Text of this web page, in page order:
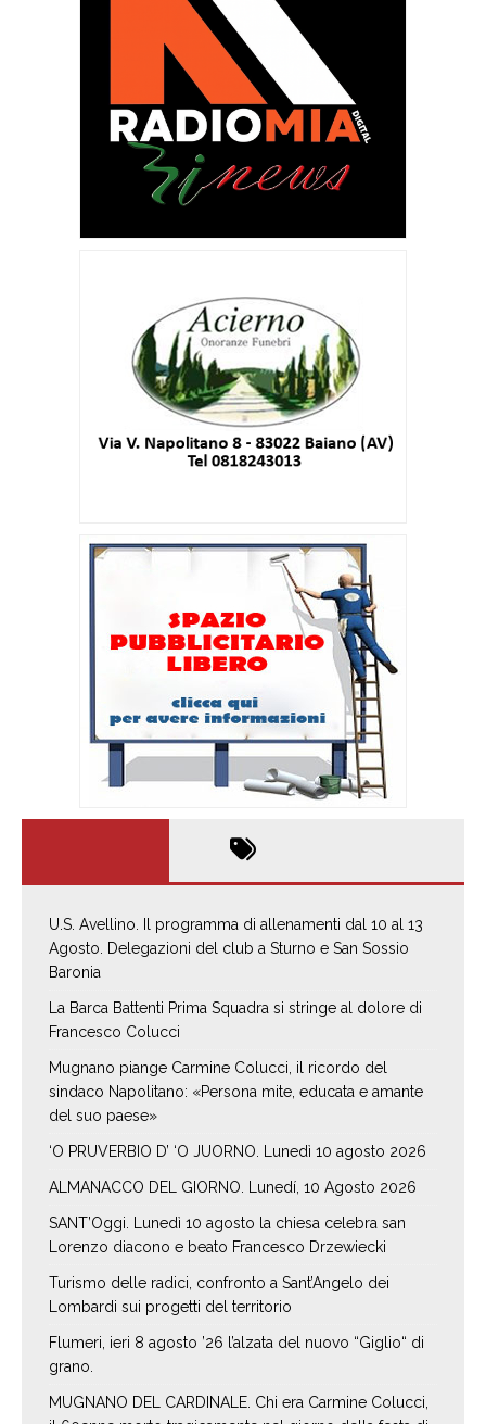
U.S. Avellino. Il programma di allenamenti dal 10 al 13
Agosto. Delegazioni del club a Sturno e San Sossio
Baronia
La Barca Battenti Prima Squadra si stringe al dolore di
Francesco Colucci
Mugnano piange Carmine Colucci, il ricordo del
sindaco Napolitano: «Persona mite, educata e amante
del suo paese»
‘O PRUVERBIO D’ ‘O JUORNO. Lunedì 10 agosto 2026
ALMANACCO DEL GIORNO. Lunedí, 10 Agosto 2026
SANT’Oggi. Lunedì 10 agosto la chiesa celebra san
Lorenzo diacono e beato Francesco Drzewiecki
Turismo delle radici, confronto a Sant’Angelo dei
Lombardi sui progetti del territorio
Flumeri, ieri 8 agosto ’26 l’alzata del nuovo “Giglio“ di
grano.
MUGNANO DEL CARDINALE. Chi era Carmine Colucci,